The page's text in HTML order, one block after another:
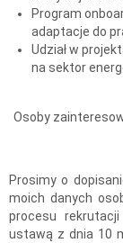
Program
adaptacje do
Udział w
na sektor
Osoby
Prosimy o
moich danych
procesu
ustawą z dnia 10